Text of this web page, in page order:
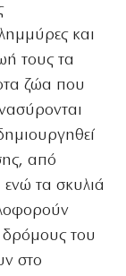
και
τους τα
ζώα που
από
τα σκυλιά
δρόμους του
στο